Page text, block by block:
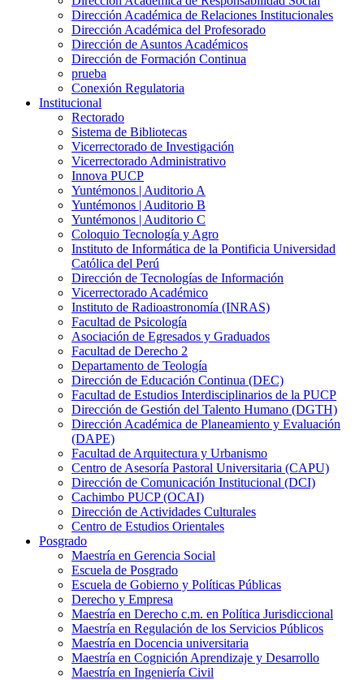
Dirección Académica de Relaciones Institucionales
Dirección Académica del Profesorado
Dirección de Asuntos Académicos
Dirección de Formación Continua
prueba
Conexión Regulatoria
Institucional
Rectorado
Sistema de Bibliotecas
Vicerrectorado de Investigación
Vicerrectorado Administrativo
Innova PUCP
Yuntémonos | Auditorio A
Yuntémonos | Auditorio B
Yuntémonos | Auditorio C
Coloquio Tecnología y Agro
Instituto de Informática de la Pontificia Universidad
Católica del Perú
Dirección de Tecnologías de Información
Vicerrectorado Académico
Instituto de Radioastronomía (INRAS)
Facultad de Psicología
Asociación de Egresados y Graduados
Facultad de Derecho 2
Departamento de Teología
Dirección de Educación Continua (DEC)
Facultad de Estudios Interdisciplinarios de la PUCP
Dirección de Gestión del Talento Humano (DGTH)
Dirección Académica de Planeamiento y Evaluación
(DAPE)
Facultad de Arquitectura y Urbanismo
Centro de Asesoría Pastoral Universitaria (CAPU)
Dirección de Comunicación Institucional (DCI)
Cachimbo PUCP (OCAI)
Dirección de Actividades Culturales
Centro de Estudios Orientales
Posgrado
Maestría en Gerencia Social
Escuela de Posgrado
Escuela de Gobierno y Políticas Públicas
Derecho y Empresa
Maestría en Derecho c.m. en Política Jurisdiccional
Maestría en Regulación de los Servicios Públicos
Maestría en Docencia universitaria
Maestría en Cognición Aprendizaje y Desarrollo
Maestría en Ingeniería Civil